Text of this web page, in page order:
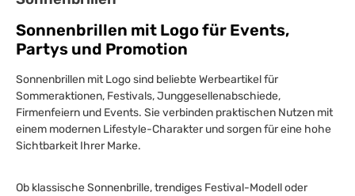
Sonnenbrillen mit Logo für Events,
Partys und Promotion
Sonnenbrillen mit Logo sind beliebte Werbeartikel für
Sommeraktionen, Festivals, Junggesellenabschiede,
Firmenfeiern und Events. Sie verbinden praktischen Nutzen mit
einem modernen Lifestyle-Charakter und sorgen für eine hohe
Sichtbarkeit Ihrer Marke.
Ob klassische Sonnenbrille, trendiges Festival-Modell oder